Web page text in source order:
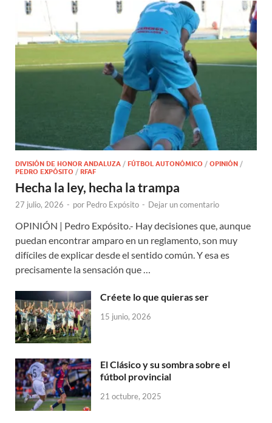
DIVISIÓN DE HONOR ANDALUZA / FÚTBOL AUTONÓMICO / OPINIÓN /
PEDRO EXPÓSITO / RFAF
Hecha la ley, hecha la trampa
27 julio, 2026 - por Pedro Expósito - Dejar un comentario
OPINIÓN | Pedro Expósito.- Hay decisiones que, aunque
puedan encontrar amparo en un reglamento, son muy
difíciles de explicar desde el sentido común. Y esa es
precisamente la sensación que …
Créete lo que quieras ser
15 junio, 2026
El Clásico y su sombra sobre el
fútbol provincial
21 octubre, 2025